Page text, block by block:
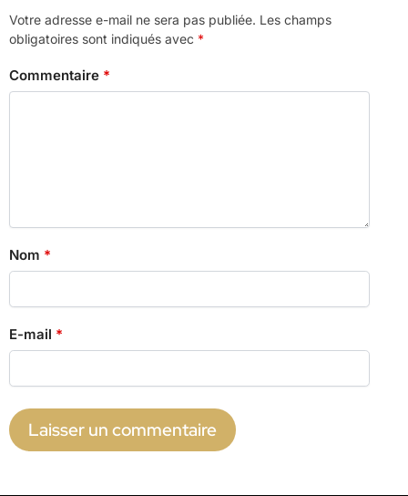
Votre adresse e-mail ne sera pas publiée. Les champs
obligatoires sont indiqués avec *
Commentaire *
Nom *
E-mail *